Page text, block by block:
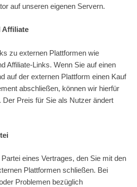
auf unseren eigenen Servern.
Affiliate
zu externen Plattformen wie
Affiliate-Links. Wenn Sie auf einen
auf der externen Plattform einen Kauf
abschließen, können wir hierfür
Der Preis für Sie als Nutzer ändert
eines Vertrages, den Sie mit den
Plattformen schließen. Bei
Problemen bezüglich